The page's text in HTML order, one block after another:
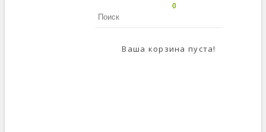
0
Ваша корзина пуста!